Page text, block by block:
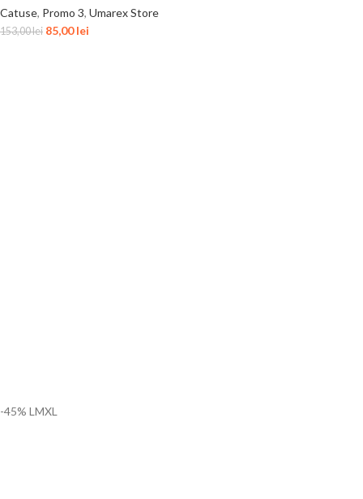
Catuse, Promo 3, Umarex Store
153,00lei 85,00lei
-45% L MXL